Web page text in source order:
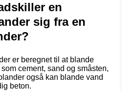
en
sig fra en
er beregnet til at blande
cement, sand og småsten,
også kan blande vand
beton.